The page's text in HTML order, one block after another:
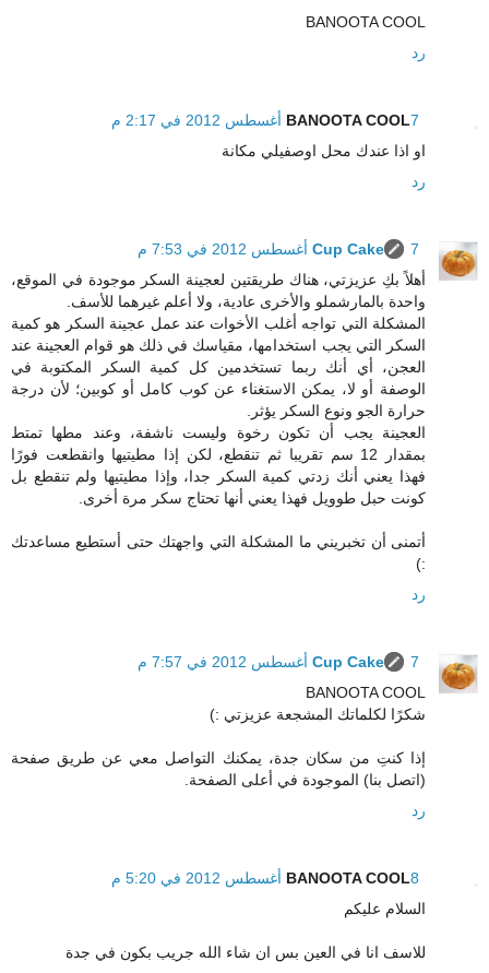
BANOOTA COOL
رد
BANOOTA COOL7 أغسطس 2012 في 2:17 م
او اذا عندك محل اوصفيلي مكانة
رد
Cup Cake
7 أغسطس 2012 في 7:53 م
أهلاً بكِ عزيزتي، هناك طريقتين لعجينة السكر موجودة في الموقع،
واحدة بالمارشملو والأخرى عادية، ولا أعلم غيرهما للأسف.
المشكلة التي تواجه أغلب الأخوات عند عمل عجينة السكر هو كمية
السكر التي يجب استخدامها، مقياسك في ذلك هو قوام العجينة عند
العجن، أي أنك ربما تستخدمين كل كمية السكر المكتوبة في
الوصفة أو لا، يمكن الاستغناء عن كوب كامل أو كوبين؛ لأن درجة
حرارة الجو ونوع السكر يؤثر.
العجينة يجب أن تكون رخوة وليست ناشفة، وعند مطها تمتط
بمقدار 12 سم تقريبا ثم تنقطع، لكن إذا مطيتيها وانقطعت فورًا
فهذا يعني أنك زدتي كمية السكر جدا، وإذا مطيتيها ولم تنقطع بل
كونت حبل طوويل فهذا يعني أنها تحتاج سكر مرة أخرى.
أتمنى أن تخبريني ما المشكلة التي واجهتك حتى أستطيع مساعدتك
:)
رد
Cup Cake
7 أغسطس 2012 في 7:57 م
BANOOTA COOL
شكرًا لكلماتك المشجعة عزيزتي :)
إذا كنتِ من سكان جدة، يمكنك التواصل معي عن طريق صفحة
(اتصل بنا) الموجودة في أعلى الصفحة.
رد
BANOOTA COOL8 أغسطس 2012 في 5:20 م
السلام عليكم
للاسف انا في العين بس ان شاء الله جريب بكون في جدة